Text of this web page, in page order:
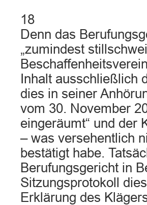
18
Denn das
„zumindest
Inhalt ausschließlich
dies in seiner
vom 30. November
eingeräumt“ und der
– was versehentlich
bestätigt habe.
Berufungsgericht in
Sitzungsprotokoll
Erklärung des